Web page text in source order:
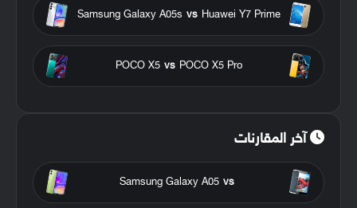
Huawei Y7 Prime
vs
Samsung Galaxy A05s
POCO X5 Pro
vs
POCO X5
آخر المقارنات
vs
Samsung Galaxy A05